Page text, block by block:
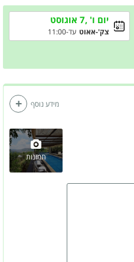
יום ו' ,7 אוגוסט
צק'-אאוט עד-11:00
תמונות
מידע נוסף